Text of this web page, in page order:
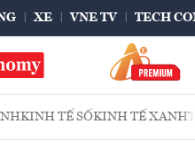
XE VNE TV TECH
KINH TẾ SỐKINH TẾ XANH